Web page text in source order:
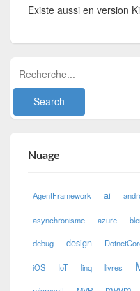
Existe aussi en version
Nuage
AgentFramework ai
asynchronisme azure
debug design
iOS IoT linq livres